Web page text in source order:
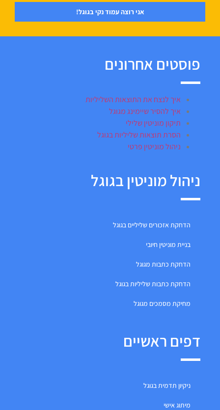
אני רוצה עמוד נקי בגוגל!
פוסטים אחרונים
איך לנצח את התוצאות השליליות
איך להסיר שיימינג מגוגל
תיקון מוניטין שלילי
הסרת תוצאות שליליות בגוגל
ניהול מוניטין פרטי
ניהול מוניטין בגוגל
הדחקת אזכורים שליליים בגוגל
בניית מוניטין חיובי
הדחקת כתבות מגוגל
הדחקת כתבות שליליות בגוגל
מחיקת מסמכים מגוגל
דפים ראשיים
ניקיון תדמית בגוגל
מיתוג אישי